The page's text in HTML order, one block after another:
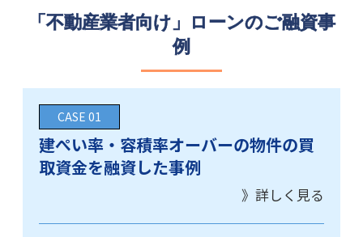
「不動産業者向け」ローンのご融資事
例
建ぺい率・容積率オーバーの物件の買
取資金を融資した事例